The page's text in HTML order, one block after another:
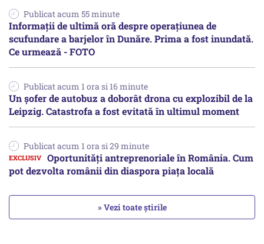
Publicat acum 55 minute
Informații de ultimă oră despre operațiunea de
scufundare a barjelor în Dunăre. Prima a fost inundată.
Ce urmează - FOTO
Publicat acum 1 ora si 16 minute
Un șofer de autobuz a doborât drona cu explozibil de la
Leipzig. Catastrofa a fost evitată în ultimul moment
Publicat acum 1 ora si 29 minute
Oportunități antreprenoriale în România. Cum
pot dezvolta românii din diaspora piața locală
» Vezi toate știrile